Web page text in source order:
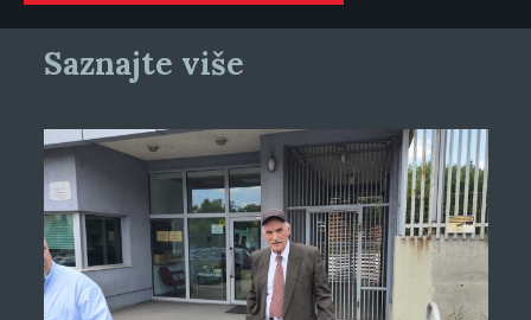
Saznajte više